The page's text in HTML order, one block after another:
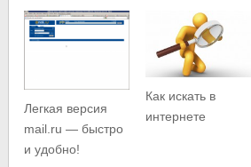
Легкая версия
mail.ru — быстро
и удобно!
Как искать в
интернете